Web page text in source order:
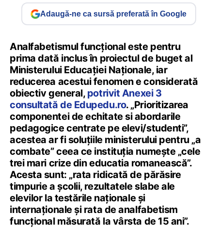
Adaugă-ne ca sursă preferată în Google
Analfabetismul funcțional este pentru
prima dată inclus în proiectul de buget al
Ministerului Educației Naționale, iar
reducerea acestui fenomen e considerată
obiectiv general, potrivit Anexei 3
consultată de Edupedu.ro. „Prioritizarea
componentei de echitate si abordarile
pedagogice centrate pe elevi/studenti”,
acestea ar fi soluțiile ministerului pentru „a
combate” ceea ce instituția numește „cele
trei mari crize din educatia romanească”.
Acesta sunt: „rata ridicată de părăsire
timpurie a școlii, rezultatele slabe ale
elevilor la testările naționale și
internaționale și rata de analfabetism
funcțional măsurată la vârsta de 15 ani”.